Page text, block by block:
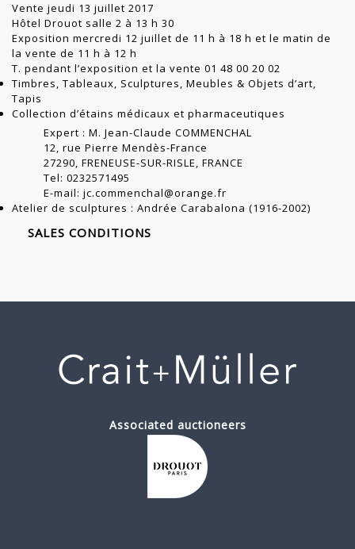
Vente jeudi 13 juillet 2017
Hôtel Drouot salle 2 à 13 h 30
Exposition mercredi 12 juillet de 11 h à 18 h et le matin de
la vente de 11 h à 12 h
T. pendant l’exposition et la vente 01 48 00 20 02
Timbres, Tableaux, Sculptures, Meubles & Objets d’art,
Tapis
Collection d’étains médicaux et pharmaceutiques
Expert : M. Jean-Claude COMMENCHAL
12, rue Pierre Mendès-France
27290, FRENEUSE-SUR-RISLE, FRANCE
Tel: 0232571495
E-mail: jc.commenchal@orange.fr
Atelier de sculptures : Andrée Carabalona (1916-2002)
SALES CONDITIONS
Associated auctioneers